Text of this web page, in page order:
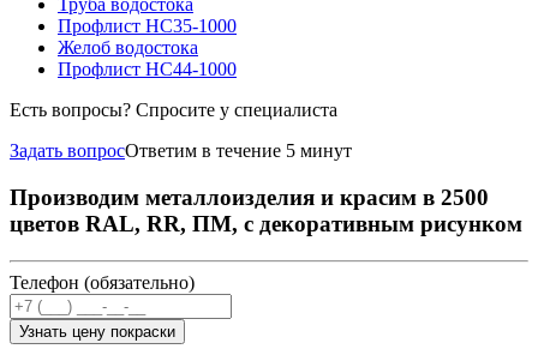
Труба водостока
Профлист НС35-1000
Желоб водостока
Профлист НС44-1000
Есть вопросы? Спросите у специалиста
Задать вопросОтветим в течение 5 минут
Производим металлоизделия и красим в 2500
цветов RAL, RR, ПМ, с декоративным рисунком
Телефон (обязательно)
Узнать цену покраски